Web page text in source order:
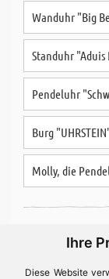
Ihre
Diese Website
Wanduhr "Big
Standuhr "Aduis
Pendeluhr
Burg
Molly, die